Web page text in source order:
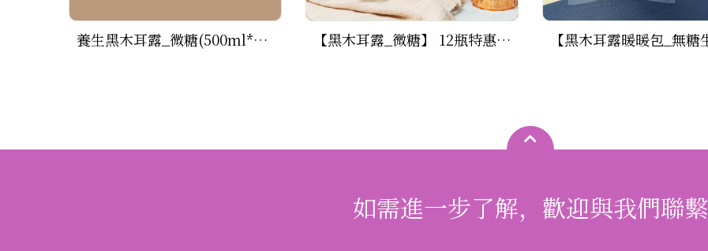
養生黑木耳露_微糖(500ml*1瓶) 【黑木耳露_微糖】 12瓶特惠組 (500ml/瓶)
如需進一步了解，歡迎與我們聯繫